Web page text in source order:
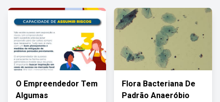
O Empreendedor Tem
Algumas
Flora Bacteriana De
Padrão Anaeróbio